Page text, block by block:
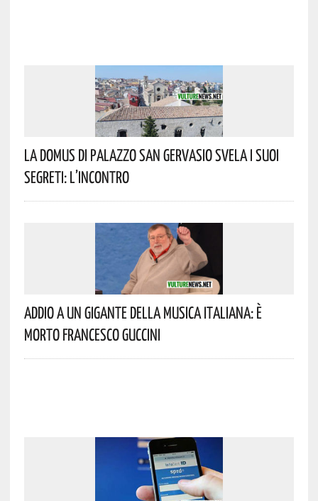
La Domus Di Palazzo San Gervasio Svela I Suoi
Segreti: L’incontro
Addio A Un Gigante Della Musica Italiana: È
Morto Francesco Guccini